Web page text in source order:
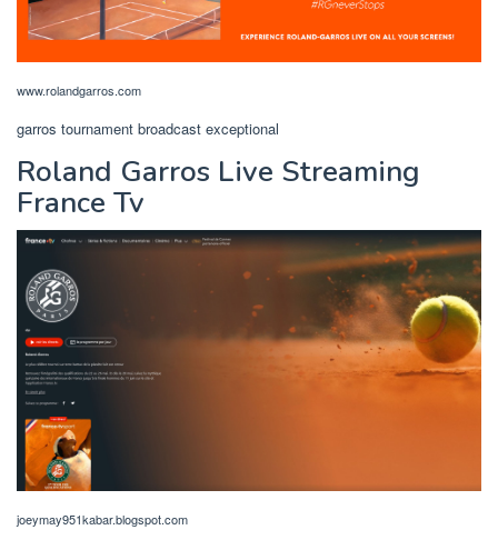
www.rolandgarros.com
garros tournament broadcast exceptional
Roland Garros Live Streaming
France Tv
joeymay951kabar.blogspot.com